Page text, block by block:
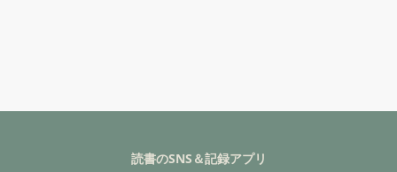
読書のSNS＆記録アプリ